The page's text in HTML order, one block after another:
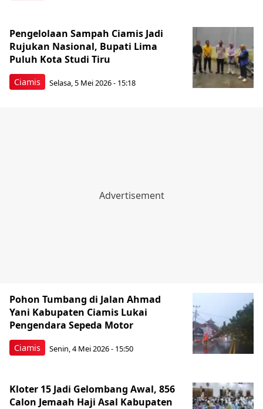
Ciamis
Pengelolaan Sampah Ciamis Jadi
Rujukan Nasional, Bupati Lima
Puluh Kota Studi Tiru
Selasa, 5 Mei 2026 - 15:18
Ciamis
Pohon Tumbang di Jalan Ahmad
Yani Kabupaten Ciamis Lukai
Pengendara Sepeda Motor
Senin, 4 Mei 2026 - 15:50
Kloter 15 Jadi Gelombang Awal, 856
Calon Jemaah Haji Asal Kabupaten